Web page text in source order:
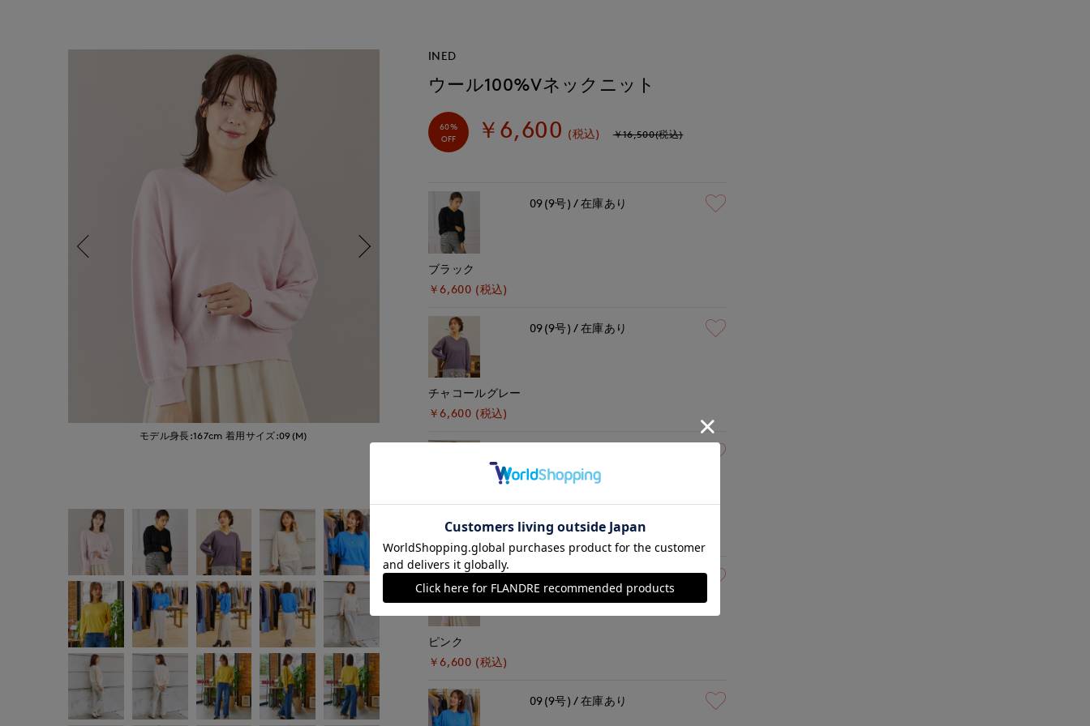
モデル身長:167cm 着用サイズ:09(M)
INED
ウール100%Vネックニット
60%
OFF
￥6,600 (税込) ￥16,500(税込)
ブラック
￥6,600 (税込)
09(9号) 在庫あり
チャコールグレー
￥6,600 (税込)
09(9号) 在庫あり
ピンク
￥6,600 (税込)
09(9号) 在庫あり
09(9号) 在庫あり